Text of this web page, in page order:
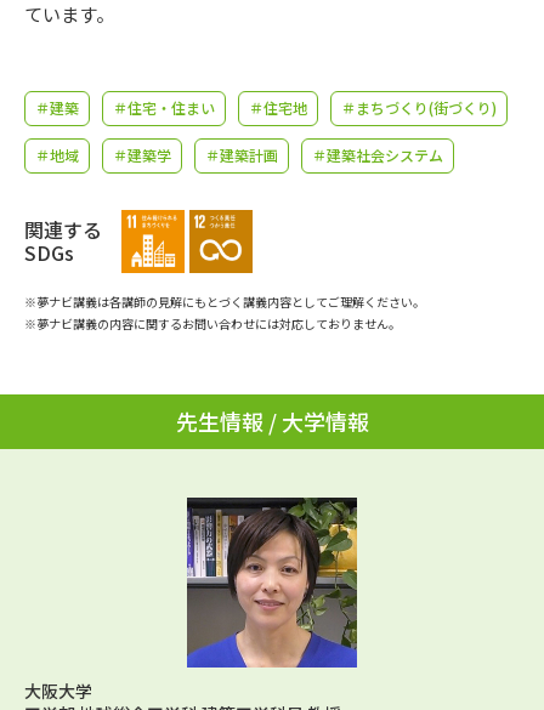
大学で学びたい学問発見
学問のミニ講義「夢ナビ講義」 学問分野解説
学問の教科書
ユーザーサポート
お支払いについて
受付内容・発送状況の確認
個人情報取扱規定
テレメール進学カタログ
訂正のご案内
ています。
＃建築 ＃住宅・住まい ＃住宅地 ＃まちづくり(街づくり)
＃地域 ＃建築学 ＃建築計画 ＃建築社会システム
関連する
SDGs
※夢ナビ講義は各講師の見解にもとづく講義内容としてご理解ください。
※夢ナビ講義の内容に関するお問い合わせには対応しておりません。
先生情報 / 大学情報
大阪大学